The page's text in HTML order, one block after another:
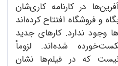
در کارنامه کاری‌شان
و فروشگاه افتتاح کرده‌اند
وجود ندارد. کارهای جدید
شده‌اند. لزوماً
که در فیلم‌ها نشان